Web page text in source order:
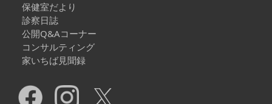
保健室だより
診察日誌
公開Q&Aコーナー
コンサルティング
家いちば見聞録